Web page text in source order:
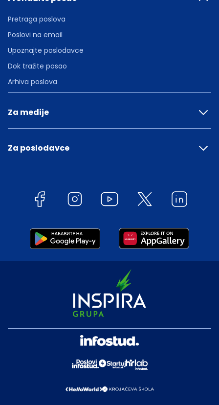
Pretraga poslova
Poslovi na email
Upoznajte poslodavce
Dok tražite posao
Arhiva poslova
Za medije
Za poslodavce